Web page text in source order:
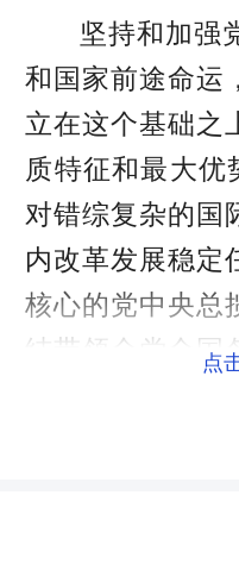
坚持和加强
和国家前途命运
立在这个基础之
质特征和最大优
对错综复杂的国
内改革发展稳定
核心的党中央总
结带领全党全国
厉奋发，推动我
点